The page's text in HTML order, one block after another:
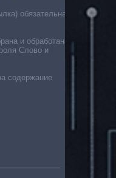
обязательна
и обработана
Слово и
содержание